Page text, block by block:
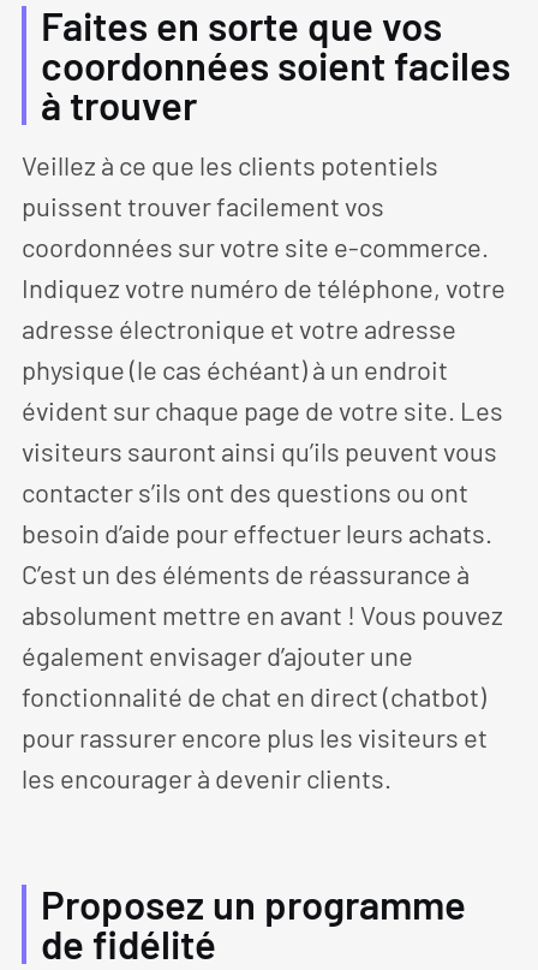
Faites en sorte que vos
coordonnées soient faciles
à trouver
Veillez à ce que les clients potentiels
puissent trouver facilement vos
coordonnées sur votre site e-commerce.
Indiquez votre numéro de téléphone, votre
adresse électronique et votre adresse
physique (le cas échéant) à un endroit
évident sur chaque page de votre site. Les
visiteurs sauront ainsi qu’ils peuvent vous
contacter s’ils ont des questions ou ont
besoin d’aide pour effectuer leurs achats.
C’est un des éléments de réassurance à
absolument mettre en avant ! Vous pouvez
également envisager d’ajouter une
fonctionnalité de chat en direct (chatbot)
pour rassurer encore plus les visiteurs et
les encourager à devenir clients.
Proposez un programme
de fidélité